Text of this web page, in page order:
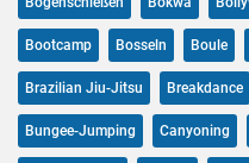
Bootcamp Bosseln Boule
Brazilian Jiu-Jitsu Breakdance
Bungee-Jumping Canyoning